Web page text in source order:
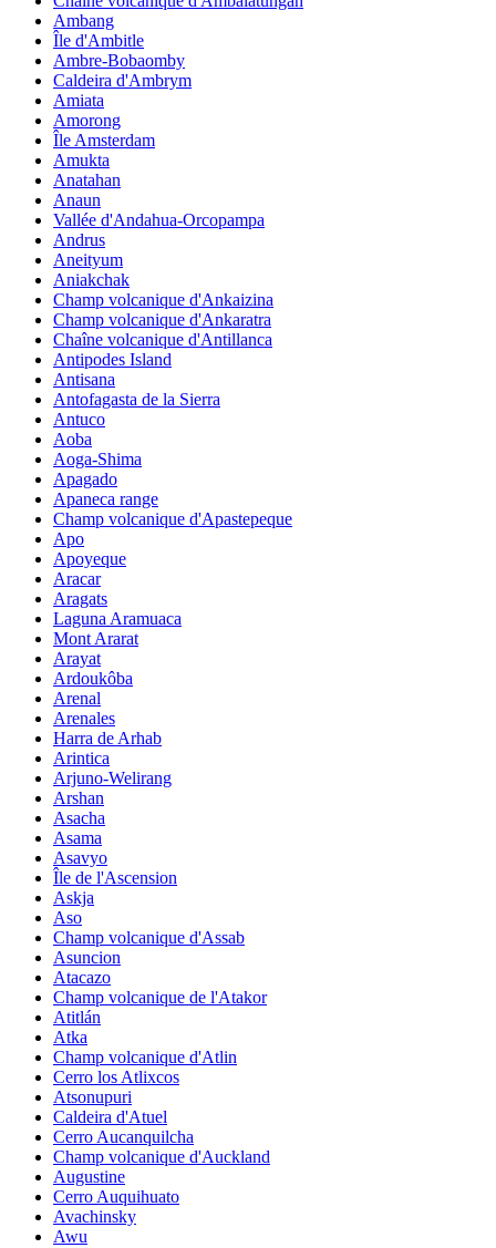
Ambang
Île d'Ambitle
Ambre-Bobaomby
Caldeira d'Ambrym
Amiata
Amorong
Île Amsterdam
Amukta
Anatahan
Anaun
Vallée d'Andahua-Orcopampa
Andrus
Aneityum
Aniakchak
Champ volcanique d'Ankaizina
Champ volcanique d'Ankaratra
Chaîne volcanique d'Antillanca
Antipodes Island
Antisana
Antofagasta de la Sierra
Antuco
Aoba
Aoga-Shima
Apagado
Apaneca range
Champ volcanique d'Apastepeque
Apo
Apoyeque
Aracar
Aragats
Laguna Aramuaca
Mont Ararat
Arayat
Ardoukôba
Arenal
Arenales
Harra de Arhab
Arintica
Arjuno-Welirang
Arshan
Asacha
Asama
Asavyo
Île de l'Ascension
Askja
Aso
Champ volcanique d'Assab
Asuncion
Atacazo
Champ volcanique de l'Atakor
Atitlán
Atka
Champ volcanique d'Atlin
Cerro los Atlixcos
Atsonupuri
Caldeira d'Atuel
Cerro Aucanquilcha
Champ volcanique d'Auckland
Augustine
Cerro Auquihuato
Avachinsky
Awu